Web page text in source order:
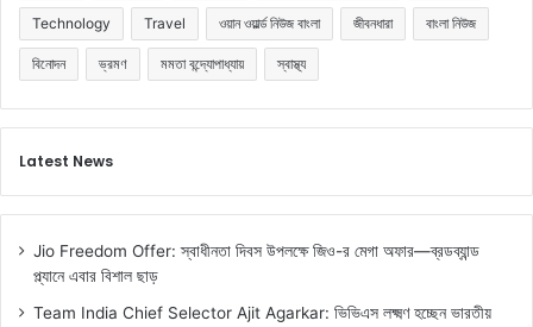
Technology Travel ওয়ান ওয়ার্ল্ড নিউজ বাংলা জীবনধারা বাংলা নিউজ
বিনোদন ভ্রমণ মমতা বন্দ্যোপাধ্যায় স্বাস্থ্য
Latest News
Jio Freedom Offer: স্বাধীনতা দিবস উপলক্ষে জিও-র মেগা অফার—ব্রডব্যান্ড
প্ল্যানে এবার বিশাল ছাড়
Team India Chief Selector Ajit Agarkar: ভিভিএস লক্ষ্মণ হচ্ছেন ভারতীয়